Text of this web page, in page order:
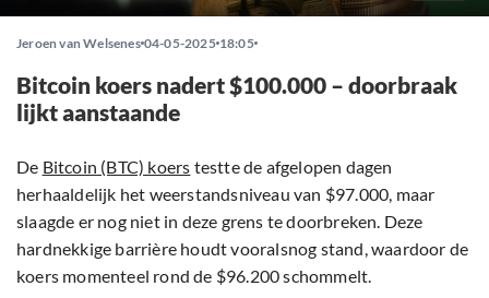
Jeroen van Welsenes 04-05-2025 18:05
Bitcoin koers nadert $100.000 – doorbraak
lijkt aanstaande
De Bitcoin (BTC) koers testte de afgelopen dagen
herhaaldelijk het weerstandsniveau van $97.000, maar
slaagde er nog niet in deze grens te doorbreken. Deze
hardnekkige barrière houdt vooralsnog stand, waardoor de
koers momenteel rond de $96.200 schommelt.